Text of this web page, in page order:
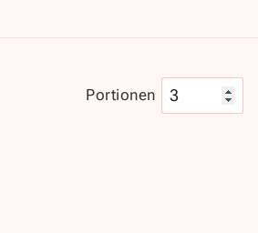
Portionen